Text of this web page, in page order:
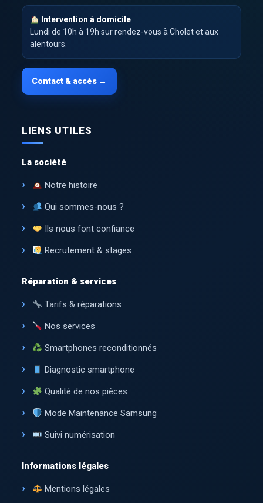
Intervention à domicile
Lundi de 10h à 19h sur rendez-vous à Cholet et aux
alentours.
Contact & accès →
LIENS UTILES
La société
Notre histoire
Qui sommes-nous ?
Ils nous font confiance
Recrutement & stages
Réparation & services
Tarifs & réparations
Nos services
Smartphones reconditionnés
Diagnostic smartphone
Qualité de nos pièces
Mode Maintenance Samsung
Suivi numérisation
Informations légales
Mentions légales